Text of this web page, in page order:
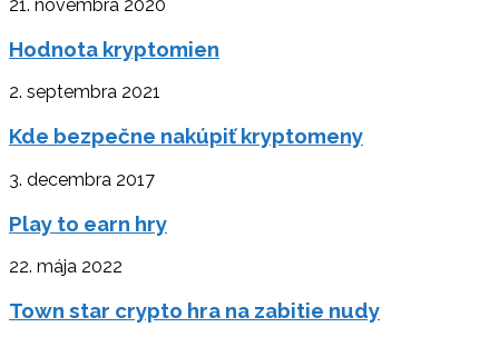
21. novembra 2020
Hodnota kryptomien
2. septembra 2021
Kde bezpečne nakúpiť kryptomeny
3. decembra 2017
Play to earn hry
22. mája 2022
Town star crypto hra na zabitie nudy